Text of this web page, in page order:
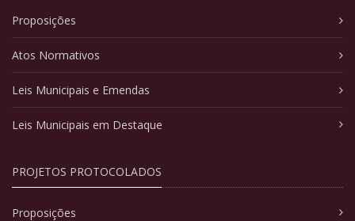
Proposições
Atos Normativos
Leis Municipais e Emendas
Leis Municipais em Destaque
PROJETOS PROTOCOLADOS
Proposições